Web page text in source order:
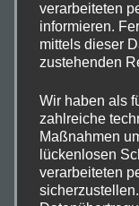
verarbeiteten
informieren.
mittels dieser
zustehenden
Wir haben als
zahlreiche
Maßnahmen
lückenlosen
verarbeiteten